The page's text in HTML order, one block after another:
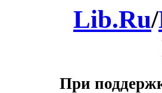
Lib.Ru/
При